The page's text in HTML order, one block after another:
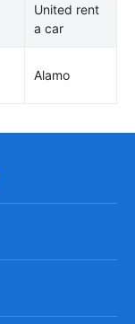
United rent
a car
Alamo